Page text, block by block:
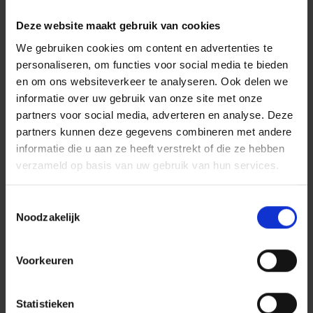
Deze website maakt gebruik van cookies
We gebruiken cookies om content en advertenties te
personaliseren, om functies voor social media te bieden
en om ons websiteverkeer te analyseren. Ook delen we
informatie over uw gebruik van onze site met onze
partners voor social media, adverteren en analyse. Deze
partners kunnen deze gegevens combineren met andere
informatie die u aan ze heeft verstrekt of die ze hebben
verzameld op basis van uw gebruik van hun services.
Noodzakelijk
Voorkeuren
Statistieken
Maak kennis met Colette
Braeckman
Colette was 50 jaar lang journalist en
buitenlandreporter bij de krant Le Soir. Ze was
medeoprichter van de eerste
journalistenvereniging in België en is ook
bekend om haar diepgaande onderzoeken naar
conflicten in Centraal-Afrika, met name in
Rwanda, Burundi en de Democratische
Republiek Congo. Daarbij gaat ze telkens op
zoek naar de waarheid en naar gerechtigheid
Braeckman rapporteerde niet alleen over de
een breder perspectief. Ze schreef talrijke